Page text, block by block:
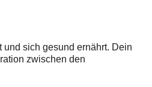
und sich gesund ernährt. Dein
zwischen den